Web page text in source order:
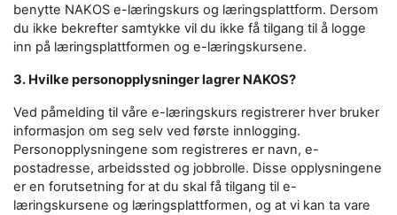
benytte NAKOS e-læringskurs og læringsplattform. Dersom
du ikke bekrefter samtykke vil du ikke få tilgang til å logge
inn på læringsplattformen og e-læringskursene.
3. Hvilke personopplysninger lagrer NAKOS?
Ved påmelding til våre e-læringskurs registrerer hver bruker
informasjon om seg selv ved første innlogging.
Personopplysningene som registreres er navn, e-
postadresse, arbeidssted og jobbrolle. Disse opplysningene
er en forutsetning for at du skal få tilgang til e-
læringskursene og læringsplattformen, og at vi kan ta vare